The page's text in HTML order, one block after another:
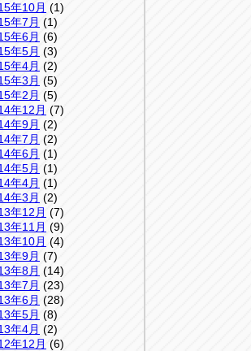
年10月 (1)
年7月 (1)
年6月 (6)
年5月 (3)
年4月 (2)
年3月 (5)
年2月 (5)
年12月 (7)
年9月 (2)
年7月 (2)
年6月 (1)
年5月 (1)
年4月 (1)
年3月 (2)
年12月 (7)
年11月 (9)
年10月 (4)
年9月 (7)
年8月 (14)
年7月 (23)
年6月 (28)
年5月 (8)
年4月 (2)
年12月 (6)